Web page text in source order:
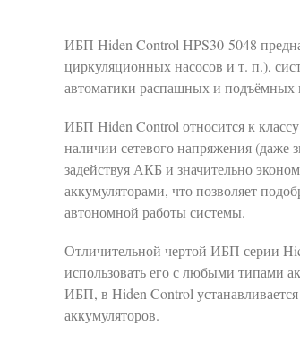
ИБП Hiden Control HPS30-5048
циркуляционных насосов и т. п.),
автоматики распашных и подъёмных
ИБП Hiden Control относится к
наличии сетевого напряжения
задействуя АКБ и значительно
аккумуляторами, что позволяет
автономной работы системы.
Отличительной чертой ИБП серии
использовать его с любыми типами
ИБП, в Hiden Control
аккумуляторов.